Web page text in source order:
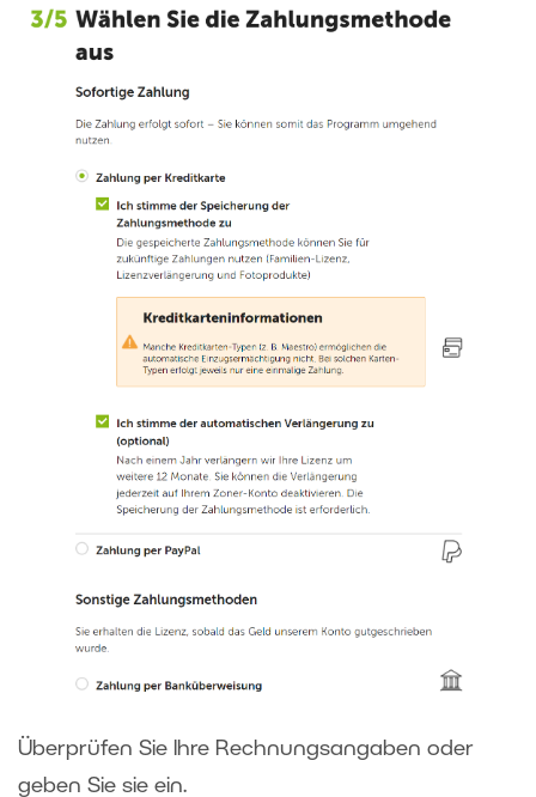
Überprüfen Sie Ihre Rechnungsangaben oder
geben Sie sie ein.